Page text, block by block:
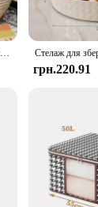
1PC Косметичка Канцтовари Космічний корабель Серія Середня школа Вельвет Однотонний футляр Проста атмосферна сумка для зберігання олівців
грн.220.91